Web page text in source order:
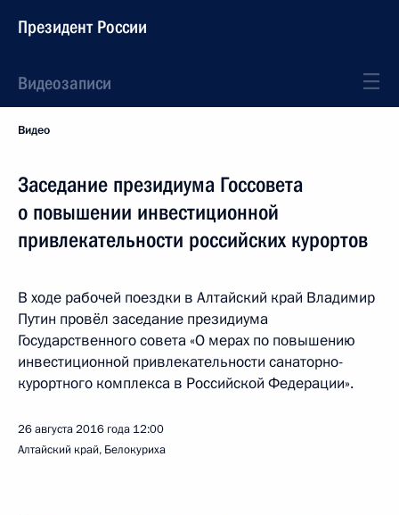
Президент России
Видеозаписи
Видео
Заседание президиума Госсовета
о повышении инвестиционной
привлекательности российских курортов
В ходе рабочей поездки в Алтайский край Владимир
Путин провёл заседание президиума
Государственного совета «О мерах по повышению
инвестиционной привлекательности санаторно-
курортного комплекса в Российской Федерации».
26 августа 2016 года 12:00
Алтайский край, Белокуриха